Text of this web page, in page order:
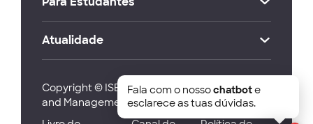
Atualidade
Copyright © ISEG Lisbon School of Economics
and Management 2026
Fala com o nossochatbote
esclarece as tuas dúvidas.